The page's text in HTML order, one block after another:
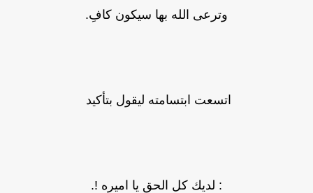
وترعى الله بها سيكون كافِ.
اتسعت ابتسامته ليقول بتأكيد
: لديك كل الحق يا اميره !.